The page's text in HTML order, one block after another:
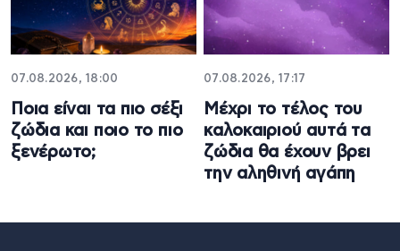
07.08.2026, 18:00
Ποια είναι τα πιο σέξι
ζώδια και ποιο το πιο
ξενέρωτο;
07.08.2026, 17:17
Μέχρι το τέλος του
καλοκαιριού αυτά τα
ζώδια θα έχουν βρει
την αληθινή αγάπη